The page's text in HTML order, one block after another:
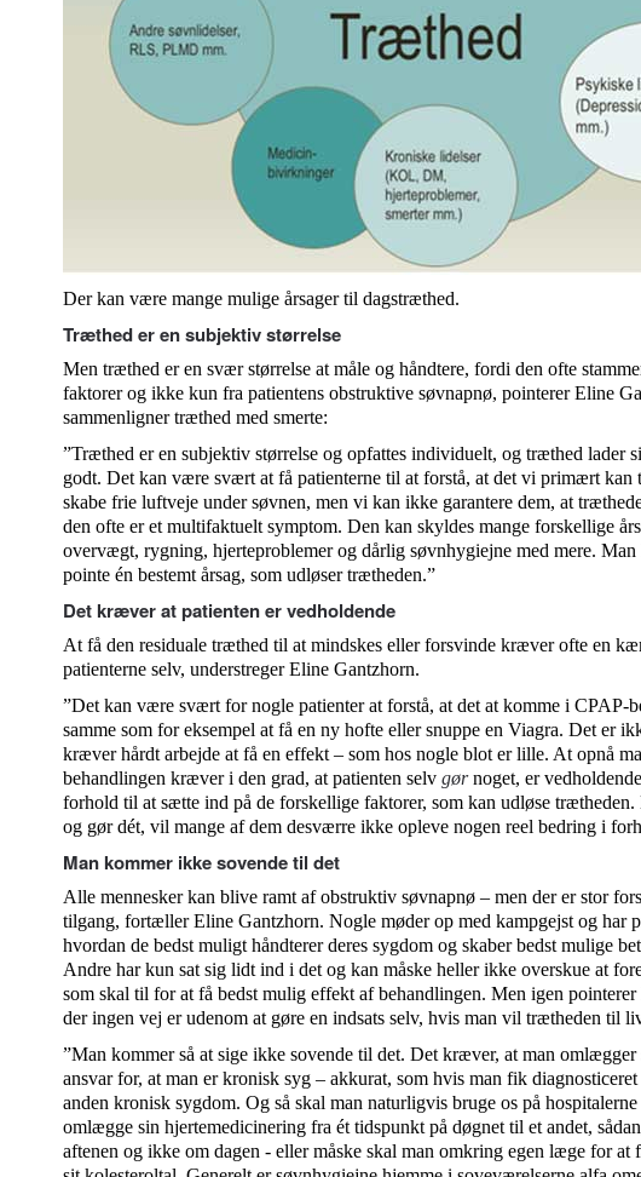
Der kan være mange mulige årsager til dagstræthed.
Træthed er en subjektiv størrelse
Men træthed er en svær størrelse at måle og håndtere, fordi den ofte
faktorer og ikke kun fra patientens obstruktive søvnapnø, pointerer Eline
sammenligner træthed med smerte:
”Træthed er en subjektiv størrelse og opfattes individuelt, og træthed lader
godt. Det kan være svært at få patienterne til at forstå, at det vi primært kan
skabe frie luftveje under søvnen, men vi kan ikke garantere dem, at
den ofte er et multifaktuelt symptom. Den kan skyldes mange forskellige
overvægt, rygning, hjerteproblemer og dårlig søvnhygiejne med mere.
pointe én bestemt årsag, som udløser trætheden.”
Det kræver at patienten er vedholdende
At få den residuale træthed til at mindskes eller forsvinde kræver ofte en
patienterne selv, understreger Eline Gantzhorn.
”Det kan være svært for nogle patienter at forstå, at det at komme i CPAP-
samme som for eksempel at få en ny hofte eller snuppe en Viagra. Det er
kræver hårdt arbejde at få en effekt – som hos nogle blot er lille. At opnå
behandlingen kræver i den grad, at patienten selv gørnoget, er
forhold til at sætte ind på de forskellige faktorer, som kan udløse
og gør dét, vil mange af dem desværre ikke opleve nogen reel bedring i
Man kommer ikke sovende til det
Alle mennesker kan blive ramt af obstruktiv søvnapnø – men der er stor
tilgang, fortæller Eline Gantzhorn. Nogle møder op med kampgejst og har
hvordan de bedst muligt håndterer deres sygdom og skaber bedst mulige
Andre har kun sat sig lidt ind i det og kan måske heller ikke overskue at
som skal til for at få bedst mulig effekt af behandlingen. Men igen
der ingen vej er udenom at gøre en indsats selv, hvis man vil trætheden til
”Man kommer så at sige ikke sovende til det. Det kræver, at man omlægger
ansvar for, at man er kronisk syg – akkurat, som hvis man fik diagnosticeret
anden kronisk sygdom. Og så skal man naturligvis bruge os på
omlægge sin hjertemedicinering fra ét tidspunkt på døgnet til et andet,
aftenen og ikke om dagen - eller måske skal man omkring egen læge for at